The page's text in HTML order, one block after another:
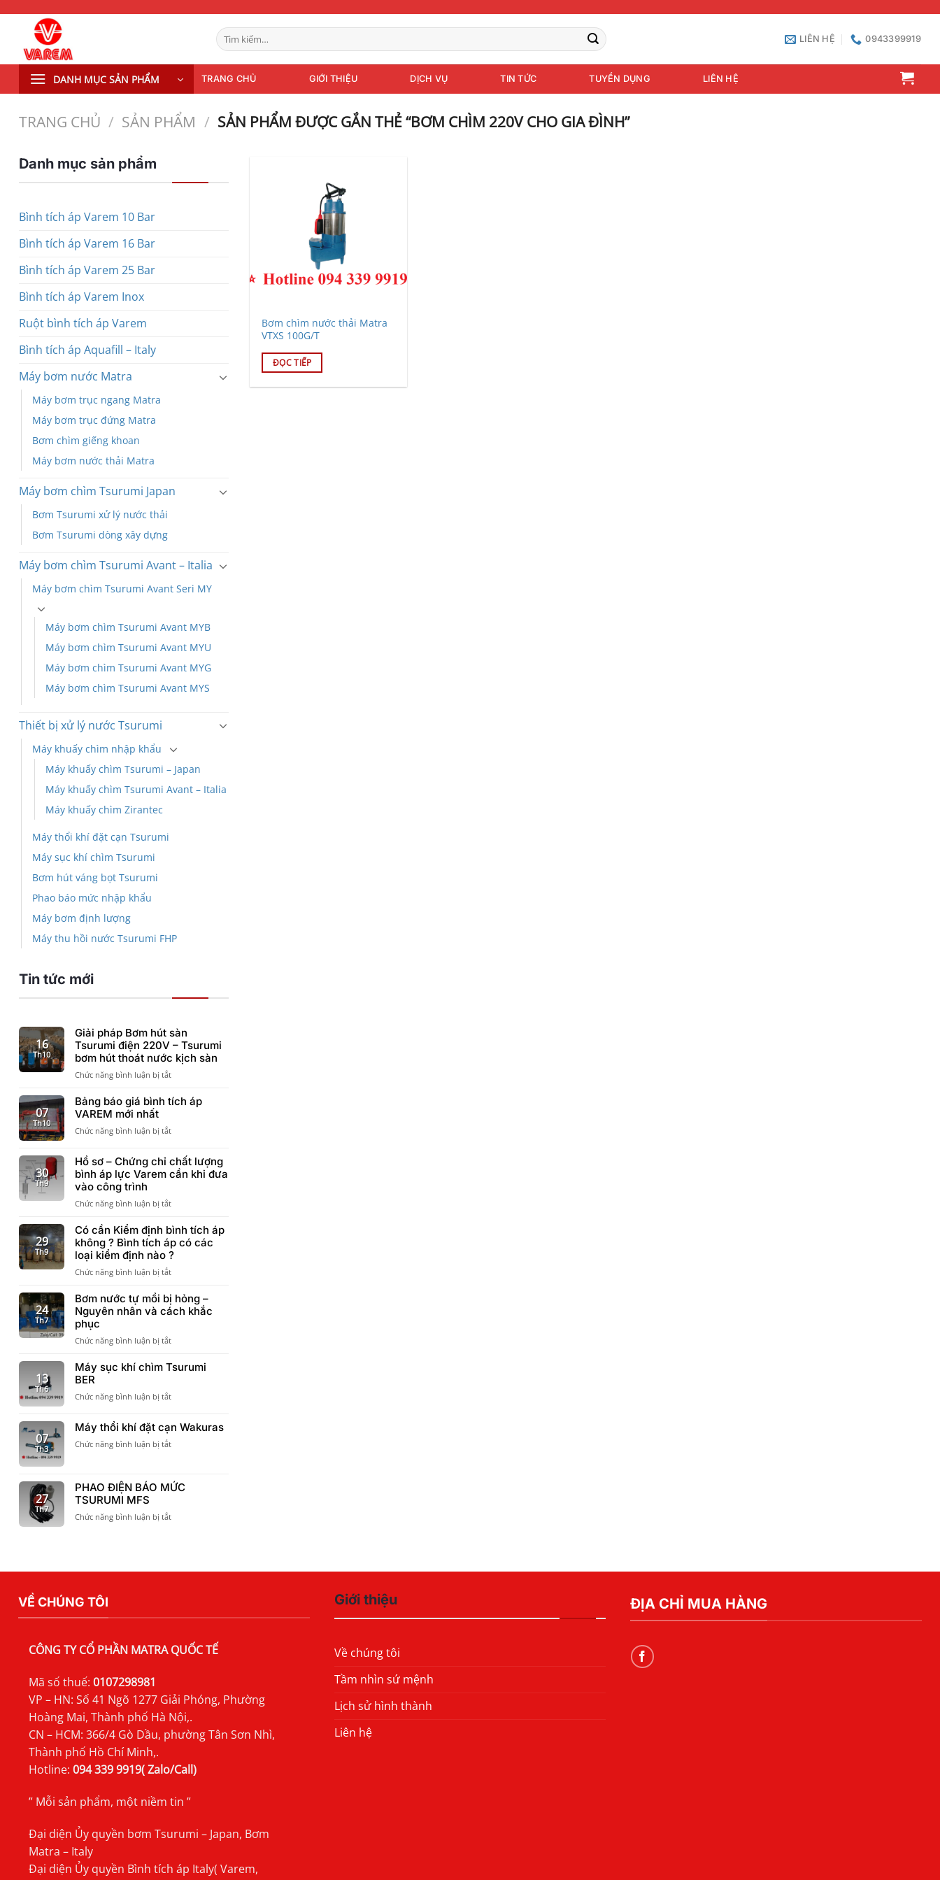
dung
Tìm
kiếm:
LIÊN HỆ 0943399919
DANH MỤC SẢN PHẨM TRANG CHỦ GIỚI THIỆU DỊCH VỤ TIN TỨC TUYỂN DỤNG LIÊN HỆ
TRANG CHỦ / SẢN PHẨM / SẢN PHẨM ĐƯỢC GẮN THẺ “BƠM CHÌM 220V CHO GIA ĐÌNH”
Danh mục sản phẩm
Bình tích áp Varem 10 Bar
Bình tích áp Varem 16 Bar
Bình tích áp Varem 25 Bar
Bình tích áp Varem Inox
Ruột bình tích áp Varem
Bình tích áp Aquafill – Italy
Máy bơm nước Matra
Máy bơm trục ngang Matra
Máy bơm trục đứng Matra
Bơm chìm giếng khoan
Máy bơm nước thải Matra
Máy bơm chìm Tsurumi Japan
Bơm Tsurumi xử lý nước thải
Bơm Tsurumi dòng xây dựng
Máy bơm chìm Tsurumi Avant – Italia
Máy bơm chìm Tsurumi Avant Seri MY
Máy bơm chìm Tsurumi Avant MYB
Máy bơm chìm Tsurumi Avant MYU
Máy bơm chìm Tsurumi Avant MYG
Máy bơm chìm Tsurumi Avant MYS
Thiết bị xử lý nước Tsurumi
Máy khuấy chìm nhập khẩu
Máy khuấy chìm Tsurumi – Japan
Máy khuấy chìm Tsurumi Avant – Italia
Máy khuấy chìm Zirantec
Máy thổi khí đặt cạn Tsurumi
Máy sục khí chìm Tsurumi
Bơm hút váng bọt Tsurumi
Phao báo mức nhập khẩu
Máy bơm định lượng
Máy thu hồi nước Tsurumi FHP
Tin tức mới
16
Th10
Giải pháp Bơm hút sàn
Tsurumi điện 220V – Tsurumi
bơm hút thoát nước kịch sàn
Chức năng bình luận bị tắtở
pháp
Bơm
sàn
điện
220V
–
bơm
thoát
nước
kịch
07
Th10
Bảng báo giá bình tích áp
VAREM mới nhất
Chức năng bình luận bị tắtở
giá
bình
áp
mới
nhất
30
Th9
Hồ sơ – Chứng chỉ chất lượng
bình áp lực Varem cần khi đưa
vào công trình
Chức năng bình luận bị tắtở
sơ
–
Chứng
chỉ
chất
bình
áp
cần
đưa
29
Th9
Có cần Kiểm định bình tích áp
không ? Bình tích áp có các
loại kiểm định nào ?
Chức năng bình luận bị tắtở
cần
Kiểm
định
tích
không
tích
có
loại
nào
24
Th7
Bơm nước tự mồi bị hỏng –
Nguyên nhân và cách khắc
phục
Chức năng bình luận bị tắtở
nước
tự
bị
–
Nguyên
nhân
khắc
phục
13
Th6
Máy sục khí chìm Tsurumi
BER
Chức năng bình luận bị tắtở
khí
chìm
07
Th3
Máy thổi khí đặt cạn Wakuras
Chức năng bình luận bị tắtở
khí
đặt
Wakuras
27
Th7
PHAO ĐIỆN BÁO MỨC
TSURUMI MFS
Chức năng bình luận bị tắtở
TSURUMI
Bơm chìm nước thải Matra
VTXS 100G/T
ĐỌC TIẾP
VỀ CHÚNG TÔI
CÔNG TY CỔ PHẦN MATRA QUỐC TẾ
Mã số thuế: 0107298981
VP – HN: Số 41 Ngõ 1277 Giải Phóng, Phường
Hoàng Mai, Thành phố Hà Nội,.
CN – HCM: 366/4 Gò Dầu, phường Tân Sơn Nhì,
Thành phố Hồ Chí Minh,.
Hotline: 094 339 9919( Zalo/Call)
” Mỗi sản phẩm, một niềm tin ”
Đại diện Ủy quyền bơm Tsurumi – Japan, Bơm
Matra – Italy
Đại diện Ủy quyền Bình tích áp Italy( Varem,
Giới thiệu
Về chúng tôi
Tầm nhìn sứ mệnh
Lịch sử hình thành
Liên hệ
ĐỊA CHỈ MUA HÀNG